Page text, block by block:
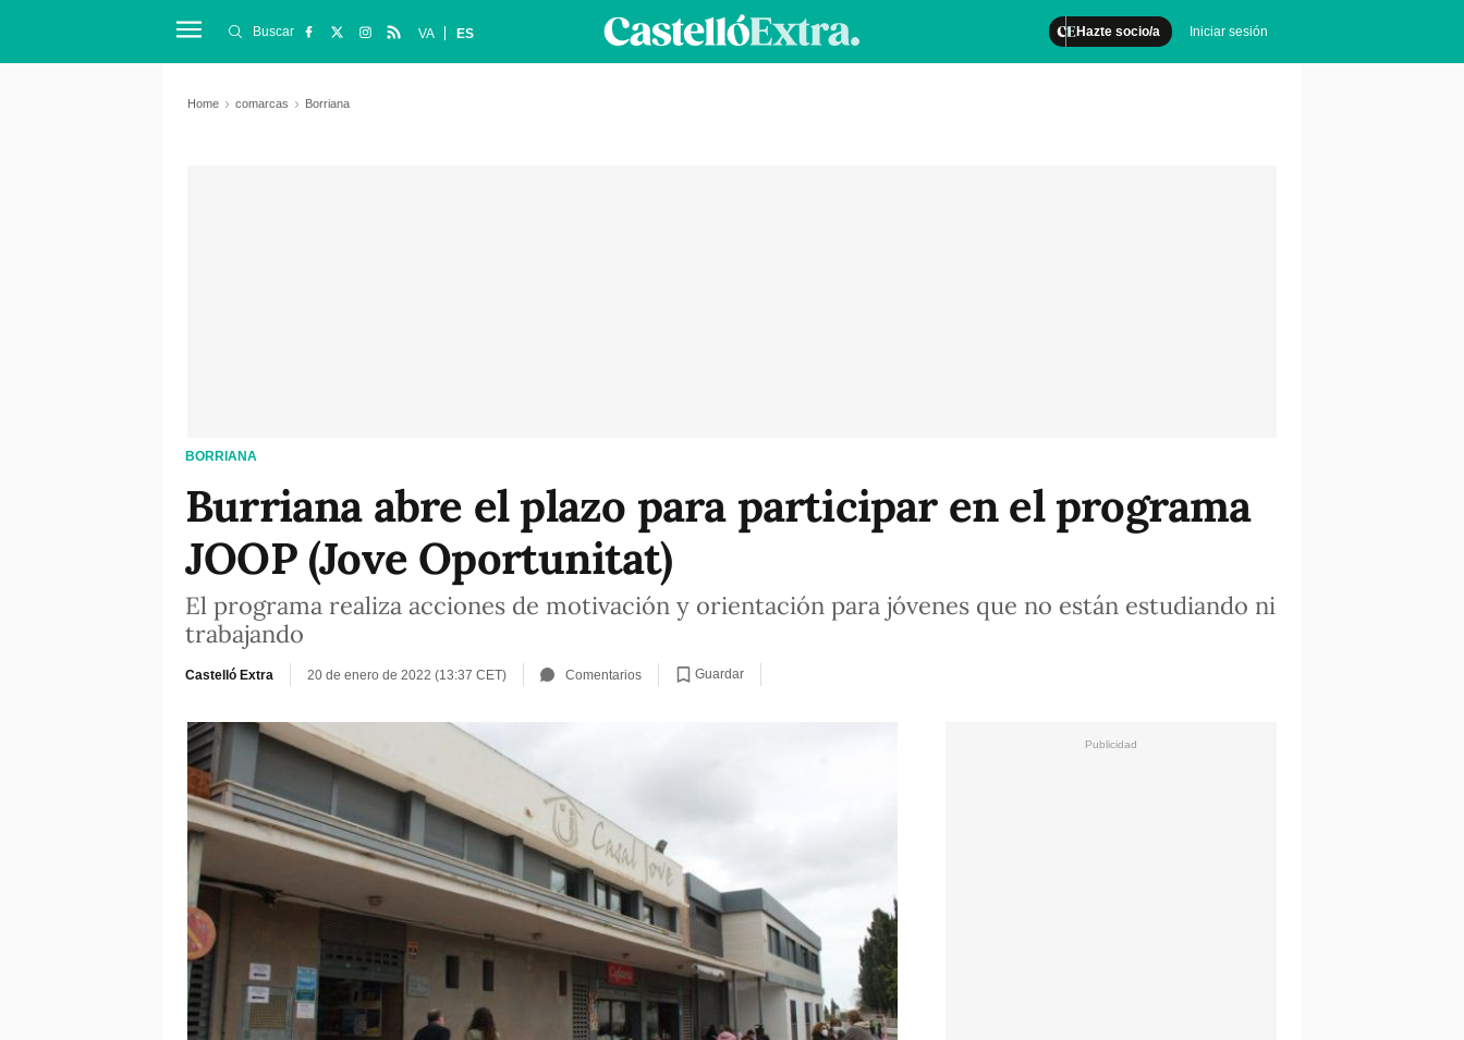
Hazte socio/a Iniciar sesión
Buscar VA ES
Home comarcas Borriana
BORRIANA
Burriana abre el plazo para participar en el programa
JOOP (Jove Oportunitat)
El programa realiza acciones de motivación y orientación para jóvenes que no están estudiando ni
trabajando
Castelló Extra 20 de enero de 2022 (13:37 CET) Comentarios Guardar